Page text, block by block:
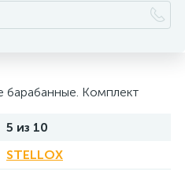
барабанные. Комплект
5 из 10
STELLOX